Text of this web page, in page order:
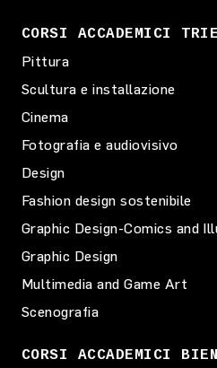
CORSI ACCADEMICI
Pittura
Scultura e installazione
Cinema
Fotografia e audiovisivo
Design
Fashion design sostenibile
Graphic Design-Comics and
Graphic Design
Multimedia and Game Art
Scenografia
CORSI ACCADEMICI